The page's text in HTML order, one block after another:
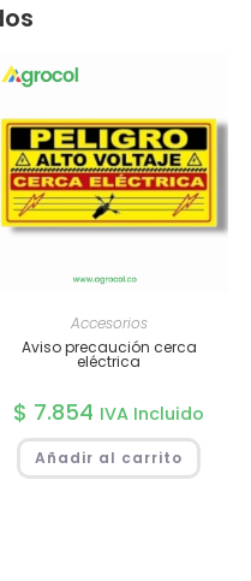
Accesorios
Aviso precaución cerca
eléctrica
$ 7.854 IVA Incluido
Añadir al carrito